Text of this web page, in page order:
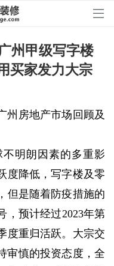
州甲级写字楼
买家发力大宗
州房地产市场回顾及
明朗因素的多重影
度降低，写字楼及零
但是随着防疫措施的
，预计经过2023年第
度重归活跃。大宗交
审慎的投资态度，全